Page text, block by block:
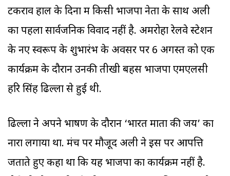
टकराव हाल के दिनों में किसी भाजपा नेता के साथ अली
का पहला सार्वजनिक विवाद नहीं है. अमरोहा रेलवे स्टेशन
के नए स्वरूप के शुभारंभ के अवसर पर 6 अगस्त को एक
कार्यक्रम के दौरान उनकी तीखी बहस भाजपा एमएलसी
हरि सिंह ढिल्लों से हुई थी.
ढिल्लों ने अपने भाषण के दौरान ‘भारत माता की जय’ का
नारा लगाया था. मंच पर मौजूद अली ने इस पर आपत्ति
जताते हुए कहा था कि यह भाजपा का कार्यक्रम नहीं है.